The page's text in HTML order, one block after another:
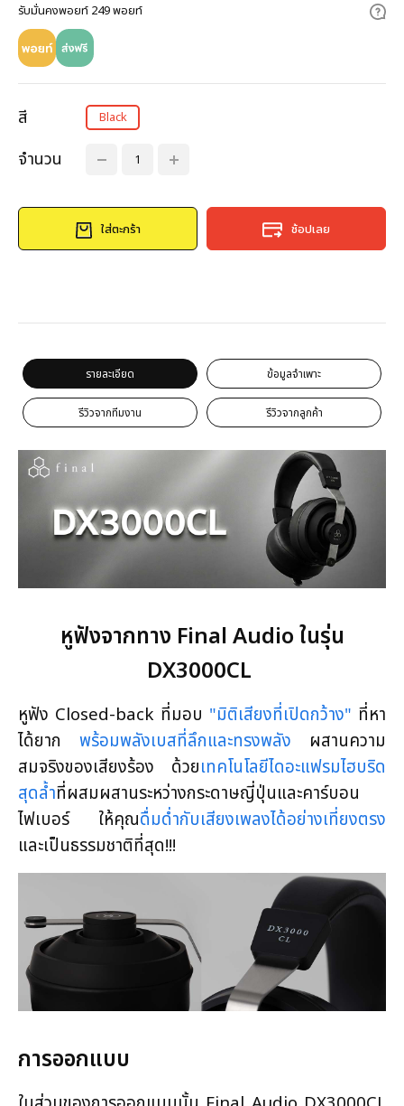
รับมั่นคงพอยท์ 249 พอยท์
สี Black
จำนวน
ใส่ตะกร้า ช้อปเลย
รายละเอียด ข้อมูลจำเพาะ
รีวิวจากทีมงาน รีวิวจากลูกค้า
หูฟังจากทาง Final Audio ในรุ่น
DX3000CL
หูฟัง Closed-back ที่มอบ "มิติเสียงที่เปิดกว้าง" ที่หา
ได้ยาก พร้อมพลังเบสที่ลึกและทรงพลัง ผสานความ
สมจริงของเสียงร้อง ด้วยเทคโนโลยีไดอะแฟรมไฮบริด
สุดล้ำที่ผสมผสานระหว่างกระดาษญี่ปุ่นและคาร์บอน
ไฟเบอร์ ให้คุณดื่มด่ำกับเสียงเพลงได้อย่างเที่ยงตรง
และเป็นธรรมชาติที่สุด!!!
การออกแบบ